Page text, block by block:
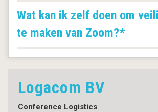
Wat kan ik zelf doen om
te maken van Zoom?*
Logacom BV
Conference Logistics